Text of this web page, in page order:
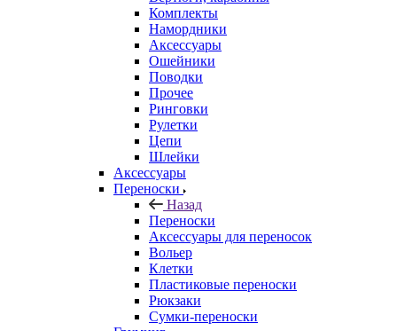
Комплекты
Намордники
Аксессуары
Ошейники
Поводки
Прочее
Ринговки
Рулетки
Цепи
Шлейки
Аксессуары
Переноски
Назад
Переноски
Аксессуары для переносок
Вольер
Клетки
Пластиковые переноски
Рюкзаки
Сумки-переноски